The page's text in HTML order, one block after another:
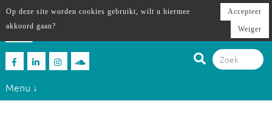
Menu ↓
Op deze site worden cookies gebruikt, wilt u hiermee
akkoord gaan?
Accepteer
Weiger